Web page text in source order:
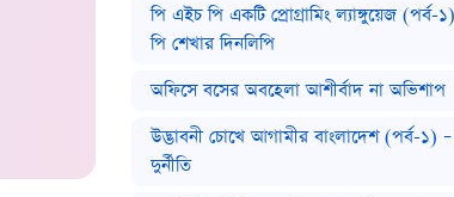
পি এইচ পি একটি প্রোগ্রামিং ল্যাঙ্গুয়েজ
পি শেখার দিনলিপি
অফিসে বসের অবহেলা আশীর্বাদ না অভিশাপ
উদ্ভাবনী চোখে আগামীর বাংলাদেশ (পর্ব-১) –
দুর্নীতি